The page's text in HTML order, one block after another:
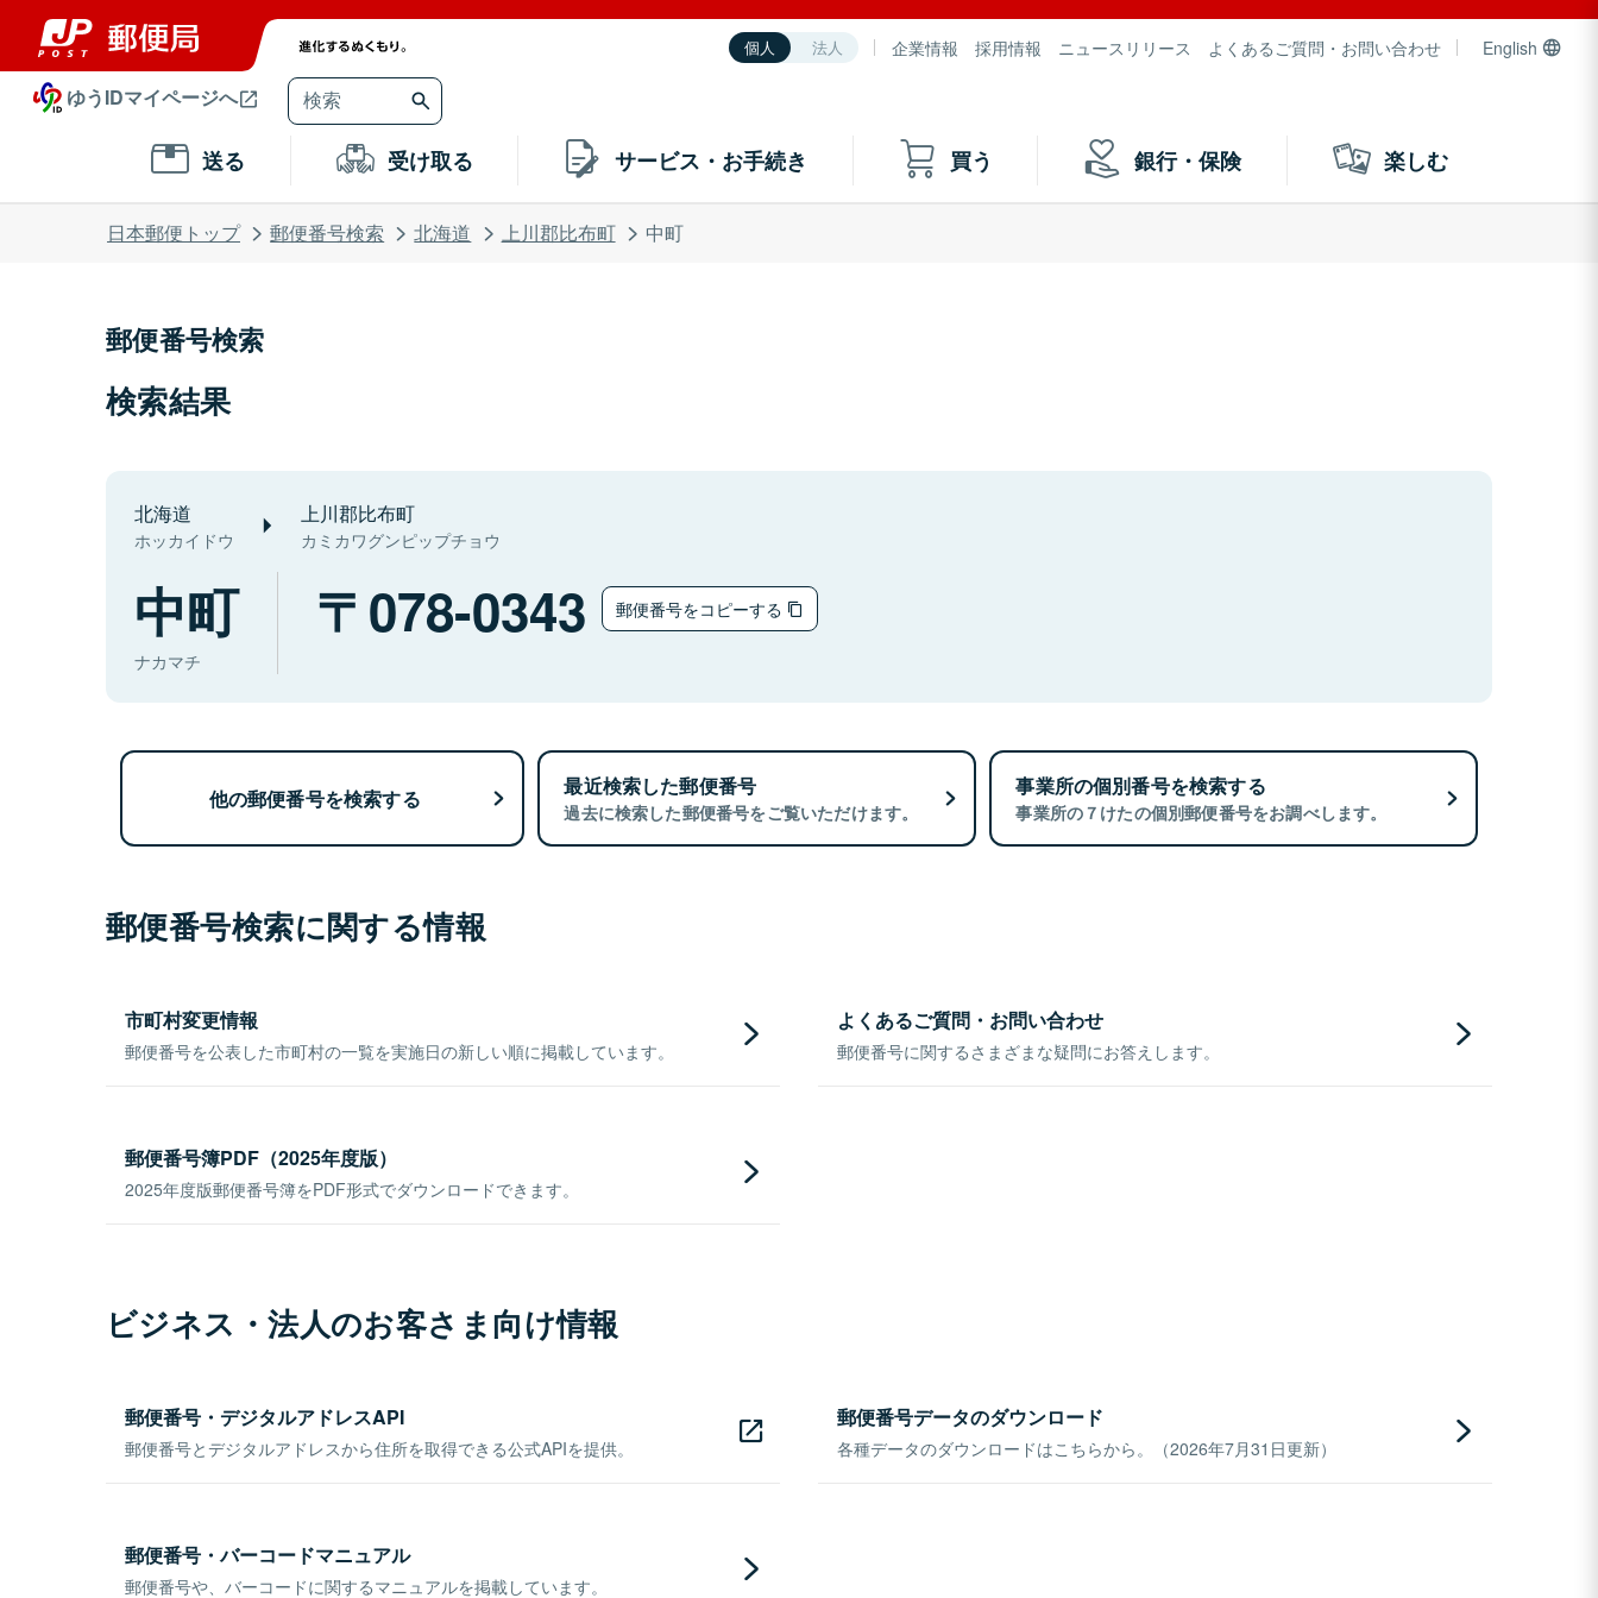
個人 法人 企業情報 採用情報 ニュースリリース よくあるご質問・お問い合わせ English
ゆうIDマイページへ
送る 受け取る サービス・お手続き 買う 銀行・保険 楽しむ
日本郵便トップ 郵便番号検索 北海道 上川郡比布町 中町
郵便番号検索
検索結果
北海道
ホッカイドウ
上川郡比布町
カミカワグンピップチョウ
中町
ナカマチ
078-0343 郵便番号をコピーする
他の郵便番号を検索する 最近検索した郵便番号
過去に検索した郵便番号をご覧いただけます。
事業所の個別番号を検索する
事業所の７けたの個別郵便番号をお調べします。
郵便番号検索に関する情報
市町村変更情報
郵便番号を公表した市町村の一覧を実施日の新しい順に掲載しています。
よくあるご質問・お問い合わせ
郵便番号に関するさまざまな疑問にお答えします。
郵便番号簿PDF（2025年度版）
2025年度版郵便番号簿をPDF形式でダウンロードできます。
ビジネス・法人のお客さま向け情報
郵便番号・デジタルアドレスAPI
郵便番号とデジタルアドレスから住所を取得できる公式APIを提供。
郵便番号データのダウンロード
各種データのダウンロードはこちらから。（2026年7月31日更新）
郵便番号・バーコードマニュアル
郵便番号や、バーコードに関するマニュアルを掲載しています。